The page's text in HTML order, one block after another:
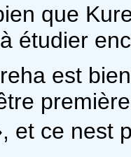
que
étudier
est
et ce